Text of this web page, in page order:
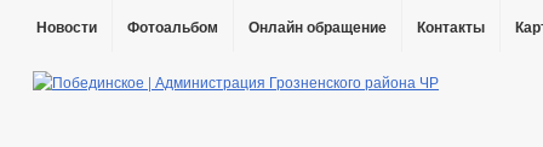
Новости Фотоальбом Онлайн обращение Контакты